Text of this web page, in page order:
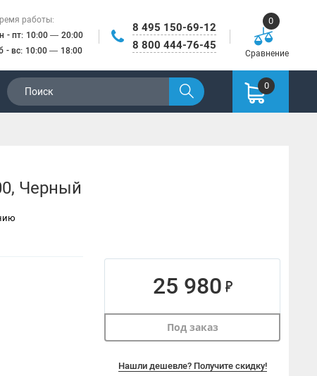
работы:
- пт: 10:00 — 20:00
- вс: 10:00 — 18:00
8 495 150-69-12
8 800 444-76-45
0
Сравнение
0
Черный
25 980
Под заказ
Нашли дешевле? Получите скидку!